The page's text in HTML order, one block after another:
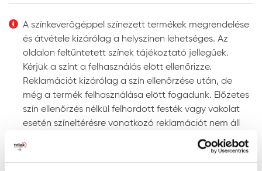
paramétereket az adott géptípushoz kell beállítani.
Színezhetőség:színkeverőgépen több ezer UV-álló
színben színezhető.
Megjegyzés: a javasolt rétegfelépítések minden esetben
a legjobb tudásunk szerinti ajánlások, és nem mentesítik
a felhasználót az adott festendő felület vizsgálatától.
Gépi színkeverés: a színkeverőgép a kiválasztott
A színkeverőgéppel színezett termékek megrendelése
és átvétele kizárólag a helyszínen lehetséges. Az
oldalon feltűntetett színek tájékoztató jellegűek.
Kérjük a színt a felhasználás elött ellenőrizze.
Reklamációt kizárólag a szín ellenőrzése után, de
még a termék felhasználása elött fogadunk. Előzetes
szín ellenőrzés nélkül felhordott festék vagy vakolat
esetén színeltérésre vonatkozó reklamációt nem áll
Szín keresése kód szerint